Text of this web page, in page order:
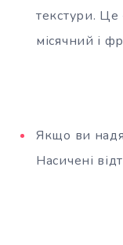
текстури. Це
місячний і
Якщо ви
Насичені